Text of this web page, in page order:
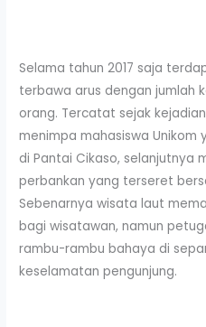
Selama tahun 2017 saja
terbawa arus dengan jumlah
orang. Tercatat sejak
menimpa mahasiswa
di Pantai Cikaso, selanjutnya
perbankan yang terseret
Sebenarnya wisata laut
bagi wisatawan, namun
rambu-rambu bahaya di
keselamatan pengunjung.